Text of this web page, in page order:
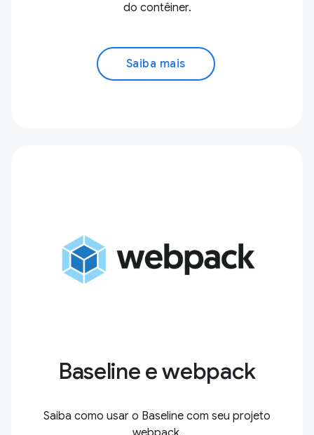
do contêiner.
Saiba mais
Baseline e webpack
Saiba como usar o Baseline com seu projeto